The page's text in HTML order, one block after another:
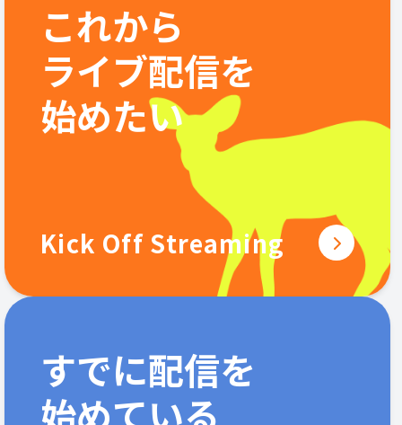
これから
ライブ配信を
始めたい
Kick Off Streaming
すでに配信を
始めている